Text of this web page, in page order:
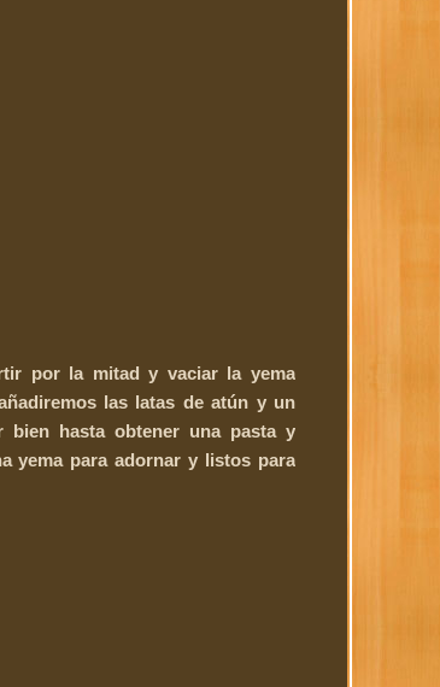
por la mitad y vaciar la yema
las latas de atún y un
bien hasta obtener una pasta y
yema para adornar y listos para